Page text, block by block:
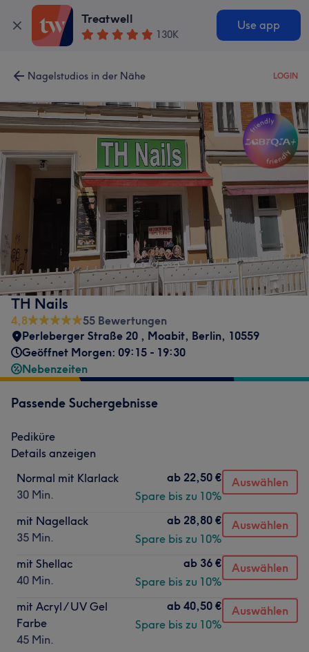
Treatwell
130K
Use app
Nagelstudios in der Nähe LOGIN
TH Nails
4,8
55 Bewertungen
Perleberger Straße 20 , Moabit, Berlin, 10559
Geöffnet Morgen: 09:15 - 19:30
Nebenzeiten
Passende Suchergebnisse
Pediküre
Details anzeigen
Normal mit Klarlack
30 Min.
ab 22,50 €
Spare bis zu 10%
Auswählen
mit Nagellack
35 Min.
ab 28,80 €
Spare bis zu 10%
Auswählen
mit Shellac
40 Min.
ab 36 €
Spare bis zu 10%
Auswählen
mit Acryl / UV Gel
Farbe
45 Min.
ab 40,50 €
Spare bis zu 10%
Auswählen